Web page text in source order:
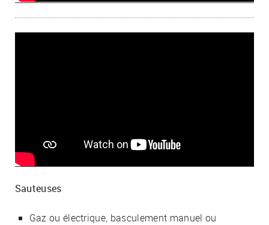
Sauteuses
Gaz ou électrique, basculement manuel ou